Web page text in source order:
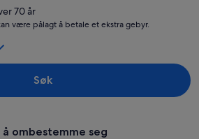
70 år
være pålagt å betale et ekstra gebyr.
Søk
ombestemme seg